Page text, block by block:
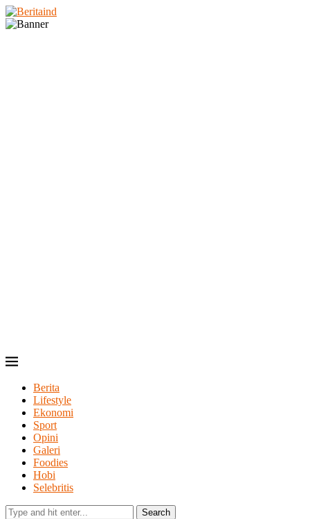
Berita
Lifestyle
Ekonomi
Sport
Opini
Galeri
Foodies
Hobi
Selebritis
Search